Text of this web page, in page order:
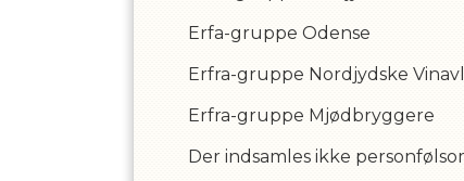
Erfa-gruppe Odense
Erfra-gruppe Nordjydske
Erfra-gruppe Mjødbryggere
Der indsamles ikke